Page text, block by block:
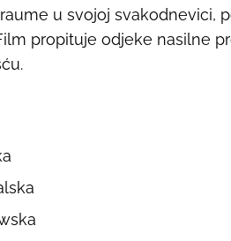
u svojoj svakodnevici,
propituje odjeke nasilne